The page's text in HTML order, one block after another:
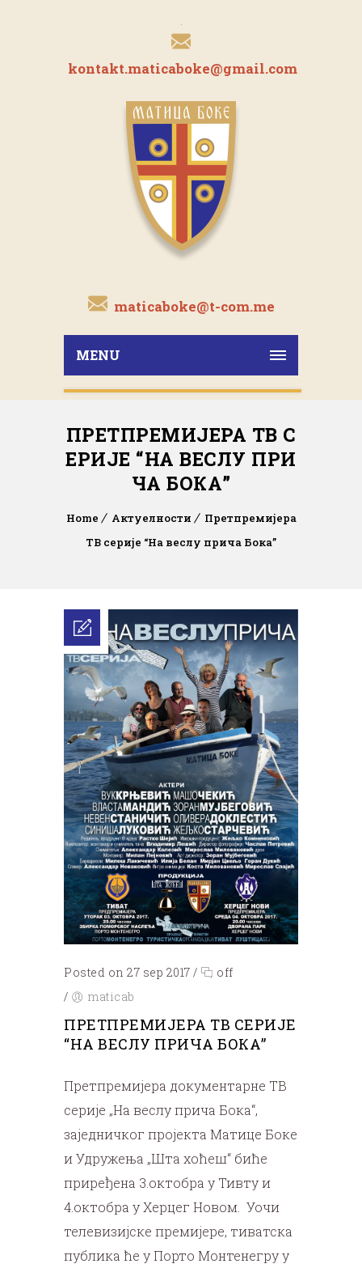
kontakt.maticaboke@gmail.com
maticaboke@t-com.me
MENU
ПРЕТПРЕМИЈЕРА ТВ С
ЕРИЈЕ “НА ВЕСЛУ ПРИ
ЧА БОКА”
Home Актуелности
Претпремијера
ТВ серије “На веслу прича Бока”
Posted on 27 sep 2017 /
off
/
maticab
ПРЕТПРЕМИЈЕРА ТВ СЕРИЈЕ
“НА ВЕСЛУ ПРИЧА БОКА”
Претпремијера документарне ТВ
серије „На веслу прича Бока“,
заједничког пројекта Матице Боке
и Удружења „Шта хоћеш“ биће
приређена 3.октобра у Тивту и
4.октобра у Херцег Новом. Уочи
телевизијске премијере, тиватска
публика ће у Порто Монтенегру у